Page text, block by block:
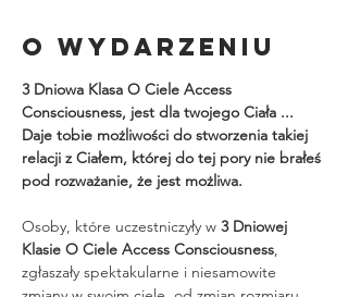
O wydarzeniu
3 Dniowa Klasa O Ciele Access
Consciousness, jest dla twojego Ciała ...
Daje tobie możliwości do stworzenia takiej
relacji z Ciałem, której do tej pory nie brałeś
pod rozważanie, że jest możliwa.
Osoby, które uczestniczyły w 3 Dniowej
Klasie O Ciele Access Consciousness,
zgłaszały spektakularne i niesamowite